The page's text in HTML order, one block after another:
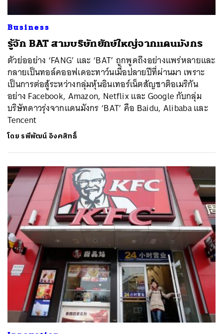
Business
รู้จัก BAT สามบริษัทยักษ์ใหญ่จากแดนมังกร
ตัวย่ออย่าง ‘FANG’ และ ‘BAT’ ถูกพูดถึงอย่างแพร่หลายและ
กลายเป็นทอล์คออฟเดอะทาว์นเมื่อปลายปีที่ผ่านมา เพราะ
เป็นการต่อสู้ระหว่างกลุ่มหุ้นอินเทอร์เน็ตสัญชาติอเมริกัน
อย่าง Facebook, Amazon, Netflix และ Google กับกลุ่ม
บริษัทดาวรุ่งจากแดนมังกร ‘BAT’ คือ Baidu, Alibaba และ
Tencent
โดย รพีพัฒน์ อิงคสิทธิ์